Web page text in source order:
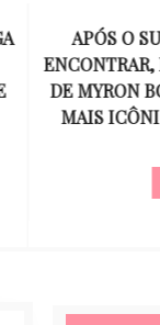
TE
SÉRIE
COBEN
15